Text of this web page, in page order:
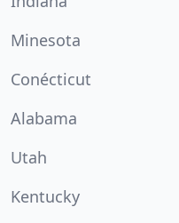
Minesota
Conécticut
Alabama
Utah
Kentucky